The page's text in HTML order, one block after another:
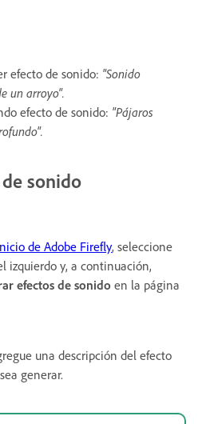
efecto de sonido: "Sonido
un arroyo".
efecto de sonido: "Pájaros
sonido
de Adobe Firefly, seleccione
izquierdo y, a continuación,
efectos de sonido en la página
una descripción del efecto
generar.